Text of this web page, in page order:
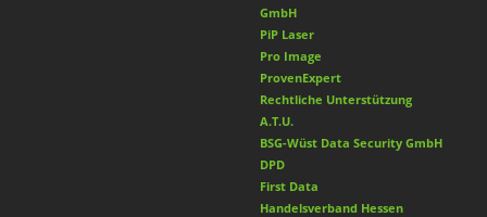
GmbH
PiP Laser
Pro Image
ProvenExpert
Rechtliche Unterstützung
A.T.U.
BSG-Wüst Data Security GmbH
DPD
First Data
Handelsverband Hessen